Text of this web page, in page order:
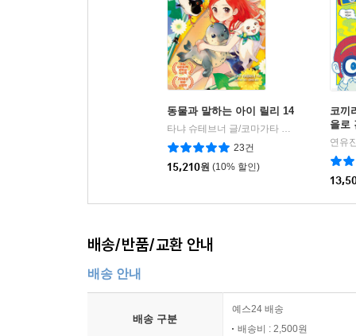
동물과 말하는 아이 릴리 14
타냐 슈테브너 글/코마가타 그림/김현희 역 |
23건
15,210원 (10% 할인)
코끼
을로
연유
배송/반품/교환 안내
배송 안내
배송 구분
예스24 배송
배송비 : 2,500원